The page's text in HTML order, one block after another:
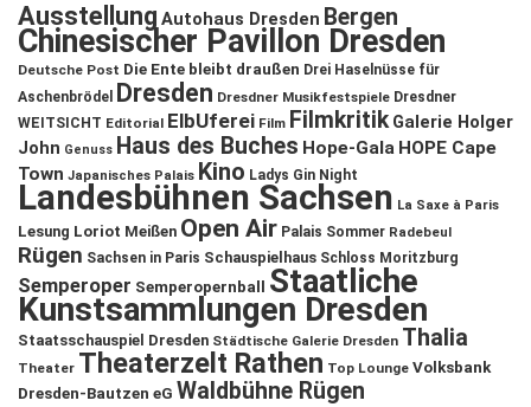
Ausstellung Autohaus Dresden Bergen
Chinesischer Pavillon Dresden
Deutsche Post Die Ente bleibt draußen Drei Haselnüsse für
Aschenbrödel
Dresden Dresdner Musikfestspiele Dresdner
WEITSICHT Editorial ElbUferei Film Filmkritik Galerie Holger
John Genuss Haus des Buches Hope-Gala HOPE Cape
Town Japanisches Palais Kino Ladys Gin Night
Landesbühnen Sachsen La Saxe à Paris
Lesung Loriot Meißen Open Air Palais Sommer Radebeul
Rügen Sachsen in Paris Schauspielhaus Schloss Moritzburg
Semperoper Semperopernball Staatliche
Kunstsammlungen Dresden
Staatsschauspiel Dresden Städtische Galerie Dresden Thalia
Theater Theaterzelt Rathen Top Lounge Volksbank
Dresden-Bautzen eG Waldbühne Rügen